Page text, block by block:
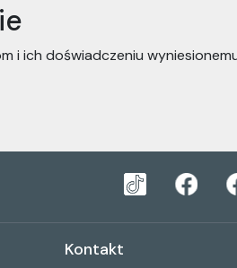
i ich doświadczeniu
Kontakt